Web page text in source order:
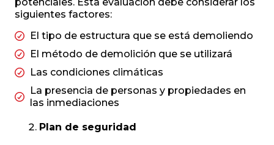
siguientes factores:
El tipo de estructura que se está demoliendo
El método de demolición que se utilizará
Las condiciones climáticas
La presencia de personas y propiedades en
las inmediaciones
Plan de seguridad